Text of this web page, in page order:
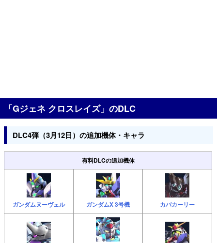
「Gジェネ クロスレイズ」のDLC
DLC4弾（3月12日）の追加機体・キャラ
有料DLCの追加機体
ガンダムヌーヴェル ガンダムX 3号機 カバカーリー